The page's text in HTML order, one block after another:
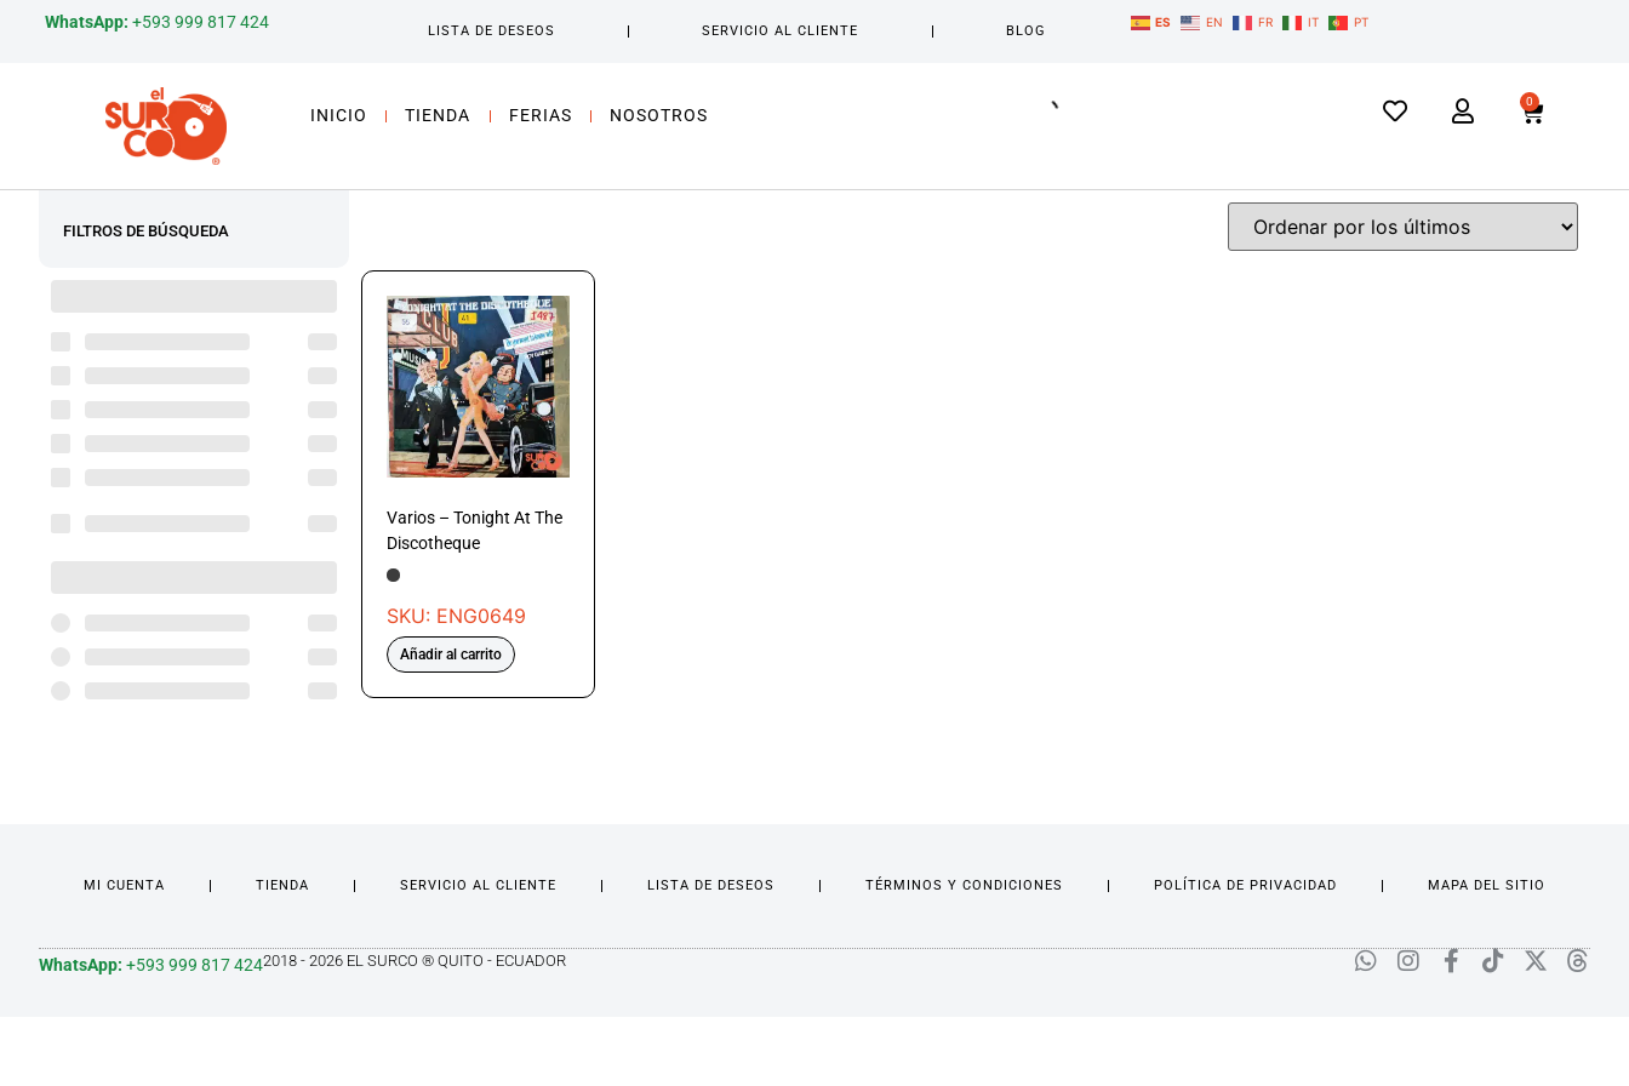
WhatsApp: +593 999 817 424 LISTA DE DESEOS SERVICIO AL CLIENTE BLOG
ES EN FR IT PT
INICIO TIENDA FERIAS NOSOTROS
0
FILTROS DE BÚSQUEDA
Varios – Tonight At The
Discotheque
SKU: ENG0649
Añadir al carrito
MI CUENTA TIENDA SERVICIO AL CLIENTE LISTA DE DESEOS TÉRMINOS Y CONDICIONES POLÍTICA DE PRIVACIDAD MAPA DEL SITIO
WhatsApp: +593 999 817 4242018 - 2026 EL SURCO ® QUITO - ECUADOR